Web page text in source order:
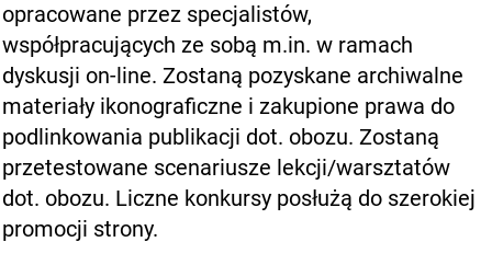
opracowane przez specjalistów,
współpracujących ze sobą m.in. w ramach
dyskusji on-line. Zostaną pozyskane archiwalne
materiały ikonograficzne i zakupione prawa do
podlinkowania publikacji dot. obozu. Zostaną
przetestowane scenariusze lekcji/warsztatów
dot. obozu. Liczne konkursy posłużą do szerokiej
promocji strony.